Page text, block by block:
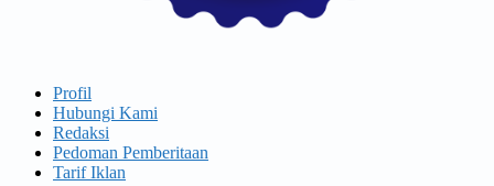
Profil
Hubungi Kami
Redaksi
Pedoman Pemberitaan
Tarif Iklan